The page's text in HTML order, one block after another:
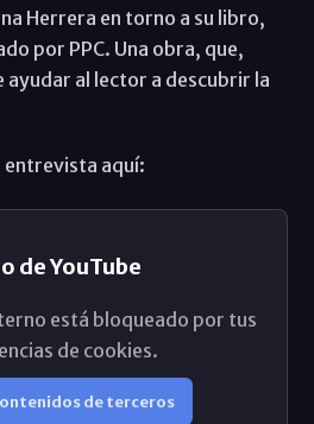
Herrera en torno a su libro,
por PPC. Una obra, que,
ayudar al lector a descubrir la
entrevista aquí:
de YouTube
está bloqueado por tus
de cookies.
de terceros